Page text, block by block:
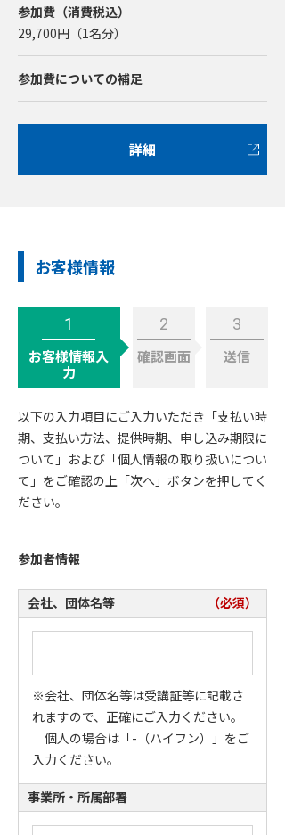
参加費（消費税込）
29,700円（1名分）
参加費についての補足
詳細
お客様情報
1
お客様情報入
力
2
確認画面
3
送信
以下の入力項目にご入力いただき「支払い時
期、支払い方法、提供時期、申し込み期限に
ついて 」および「個人情報の取り扱いについ
て 」をご確認の上「次へ」ボタンを押してく
ださい。
参加者情報
会社、団体名等 （必須）
※会社、団体名等は受講証等に記載さ
れますので、正確にご入力ください。
個人の場合は「-（ハイフン）」をご
入力ください。
事業所・所属部署